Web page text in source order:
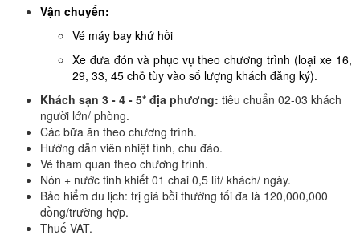
Vận chuyển:
Vé máy bay khứ hồi
Xe đưa đón và phục vụ theo chương trình (loại xe 16,
29, 33, 45 chỗ tùy vào số lượng khách đăng ký).
Khách sạn 3 - 4 - 5* địa phương: tiêu chuẩn 02-03 khách
người lớn/ phòng.
Các bữa ăn theo chương trình.
Hướng dẫn viên nhiệt tình, chu đáo.
Vé tham quan theo chương trình.
Nón + nước tinh khiết 01 chai 0,5 lít/ khách/ ngày.
Bảo hiểm du lịch: trị giá bồi thường tối đa là 120,000,000
đồng/trường hợp.
Thuế VAT.